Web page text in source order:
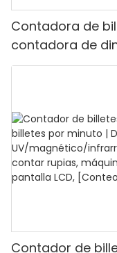
Contadora de
contadora de
detección UV/
restaurantes.
Contador de